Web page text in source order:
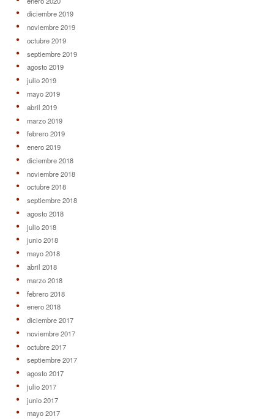
diciembre 2019
noviembre 2019
octubre 2019
septiembre 2019
agosto 2019
julio 2019
mayo 2019
abril 2019
marzo 2019
febrero 2019
enero 2019
diciembre 2018
noviembre 2018
octubre 2018
septiembre 2018
agosto 2018
julio 2018
junio 2018
mayo 2018
abril 2018
marzo 2018
febrero 2018
enero 2018
diciembre 2017
noviembre 2017
octubre 2017
septiembre 2017
agosto 2017
julio 2017
junio 2017
mayo 2017